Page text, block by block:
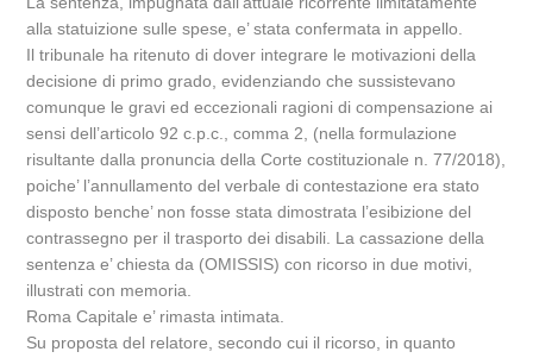
alla statuizione sulle spese, e’ stata confermata in appello.
Il tribunale ha ritenuto di dover integrare le motivazioni della
decisione di primo grado, evidenziando che sussistevano
comunque le gravi ed eccezionali ragioni di compensazione ai
sensi dell’articolo 92 c.p.c., comma 2, (nella formulazione
risultante dalla pronuncia della Corte costituzionale n. 77/2018),
poiche’ l’annullamento del verbale di contestazione era stato
disposto benche’ non fosse stata dimostrata l’esibizione del
contrassegno per il trasporto dei disabili. La cassazione della
sentenza e’ chiesta da (OMISSIS) con ricorso in due motivi,
illustrati con memoria.
Roma Capitale e’ rimasta intimata.
Su proposta del relatore, secondo cui il ricorso, in quanto